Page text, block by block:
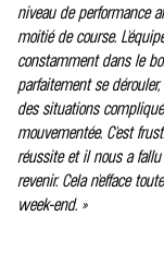
niveau de performance
moitié de course.
constamment dans le
parfaitement se
des situations
mouvementée. C'est
réussite et il nous a
revenir. Cela n'efface
week-end. »